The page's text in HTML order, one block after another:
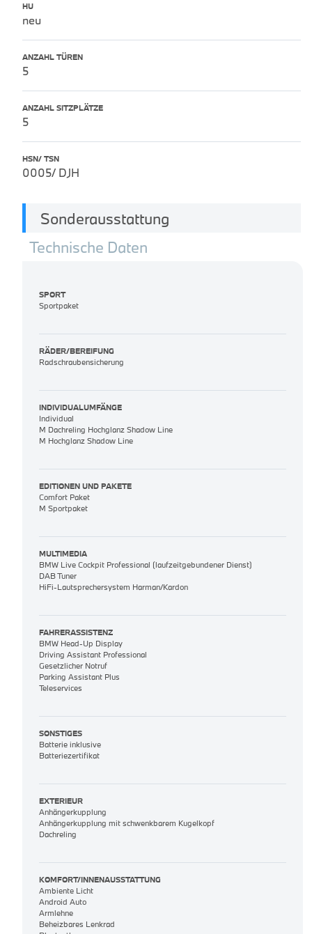
HU
neu
ANZAHL TÜREN
5
ANZAHL SITZPLÄTZE
5
HSN/ TSN
0005/ DJH
Technische Daten
Sonderausstattung
SPORT
Sportpaket
RÄDER/BEREIFUNG
Radschraubensicherung
INDIVIDUALUMFÄNGE
Individual
M Dachreling Hochglanz Shadow Line
M Hochglanz Shadow Line
EDITIONEN UND PAKETE
Comfort Paket
M Sportpaket
MULTIMEDIA
BMW Live Cockpit Professional (laufzeitgebundener Dienst)
DAB Tuner
HiFi-Lautsprechersystem Harman/Kardon
FAHRERASSISTENZ
BMW Head-Up Display
Driving Assistant Professional
Gesetzlicher Notruf
Parking Assistant Plus
Teleservices
SONSTIGES
Batterie inklusive
Batteriezertifikat
EXTERIEUR
Anhängerkupplung
Anhängerkupplung mit schwenkbarem Kugelkopf
Dachreling
KOMFORT/INNENAUSSTATTUNG
Ambiente Licht
Android Auto
Armlehne
Beheizbares Lenkrad